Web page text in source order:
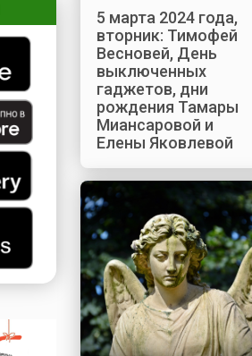
5 марта 2024 года,
вторник: Тимофей
Весновей, День
выключенных
гаджетов, дни
рождения Тамары
Миансаровой и
Елены Яковлевой